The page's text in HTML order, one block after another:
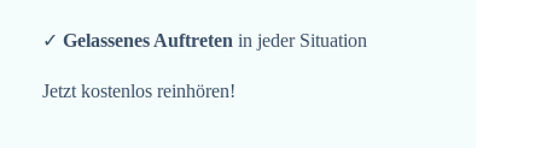
✓ Gelassenes Auftreten in jeder Situation
Jetzt kostenlos reinhören!